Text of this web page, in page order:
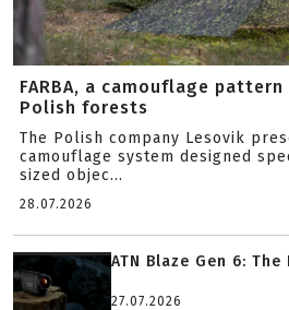
FARBA, a camouflage
Polish forests
The Polish company Lesovik
camouflage system designed
sized objec...
28.07.2026
ATN Blaze Gen 6:
27.07.2026